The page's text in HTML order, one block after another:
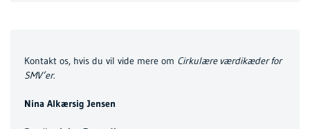
Kontakt os, hvis du vil vide mere om Cirkulære værdikæder for
SMV’er.
Nina Alkærsig Jensen